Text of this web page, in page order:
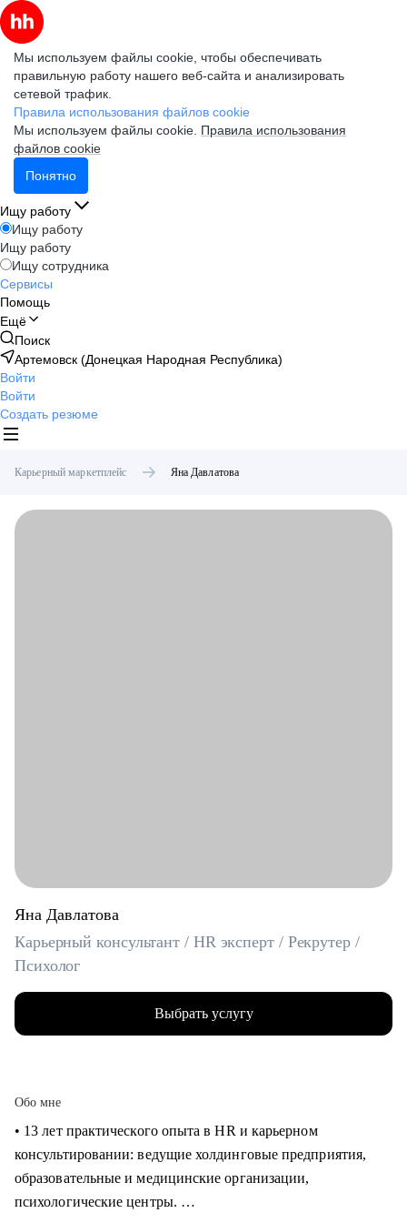
Мы используем файлы cookie, чтобы обеспечивать
правильную работу нашего веб-сайта и анализировать
сетевой трафик.
Правила использования файлов cookie
Мы используем файлы cookie. Правила использования
файлов cookie
Понятно
Ищу работу
Ищу работу
Ищу работу
Ищу сотрудника
Сервисы
Помощь
Ещё
Поиск
Артемовск (Донецкая Народная Республика)
Войти
Войти
Создать резюме
Карьерный маркетплейс Яна Давлатова
Яна Давлатова
Карьерный консультант / HR эксперт / Рекрутер /
Психолог
Выбрать услугу
Обо мне
• 13 лет практического опыта в HR и карьерном
консультировании: ведущие холдинговые предприятия,
образовательные и медицинские организации,
психологические центры.